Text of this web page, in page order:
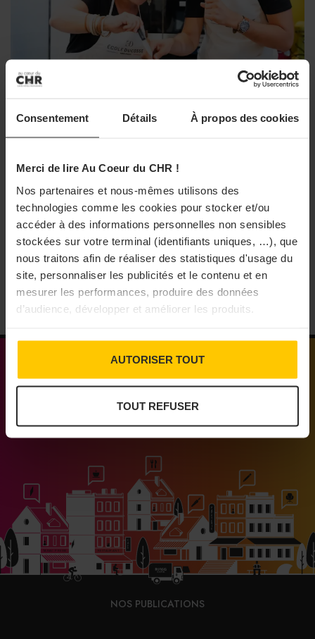
Consentement Détails À propos des cookies
Merci de lire Au Coeur du CHR !
Nos partenaires et nous-mêmes utilisons des
technologies comme les cookies pour stocker et/ou
accéder à des informations personnelles non sensibles
stockées sur votre terminal (identifiants uniques, …), que
nous traitons afin de réaliser des statistiques d'usage du
site, personnaliser les publicités et le contenu et en
mesurer les performances, produire des données
d’audience, développer et améliorer les produits.
AUTORISER TOUT
TOUT REFUSER
Metro France soutient l’opération
Cuisines Solidaires
Du 23 mars au 3 avril 2026, Metro France soutient
l’opération Cuisines Solidaires autour de la lutte contre
la précarité alimentaire.
23/03/2026
Médias engagés pour que vivent les commerces
NOS PUBLICATIONS